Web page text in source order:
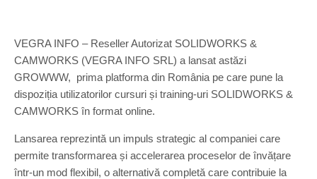
VEGRA INFO – Reseller Autorizat SOLIDWORKS &
CAMWORKS (VEGRA INFO SRL) a lansat astăzi
GROWWW, prima platforma din România pe care pune la
dispoziția utilizatorilor cursuri și training-uri SOLIDWORKS &
CAMWORKS în format online.
Lansarea reprezintă un impuls strategic al companiei care
permite transformarea și accelerarea proceselor de învățare
într-un mod flexibil, o alternativă completă care contribuie la